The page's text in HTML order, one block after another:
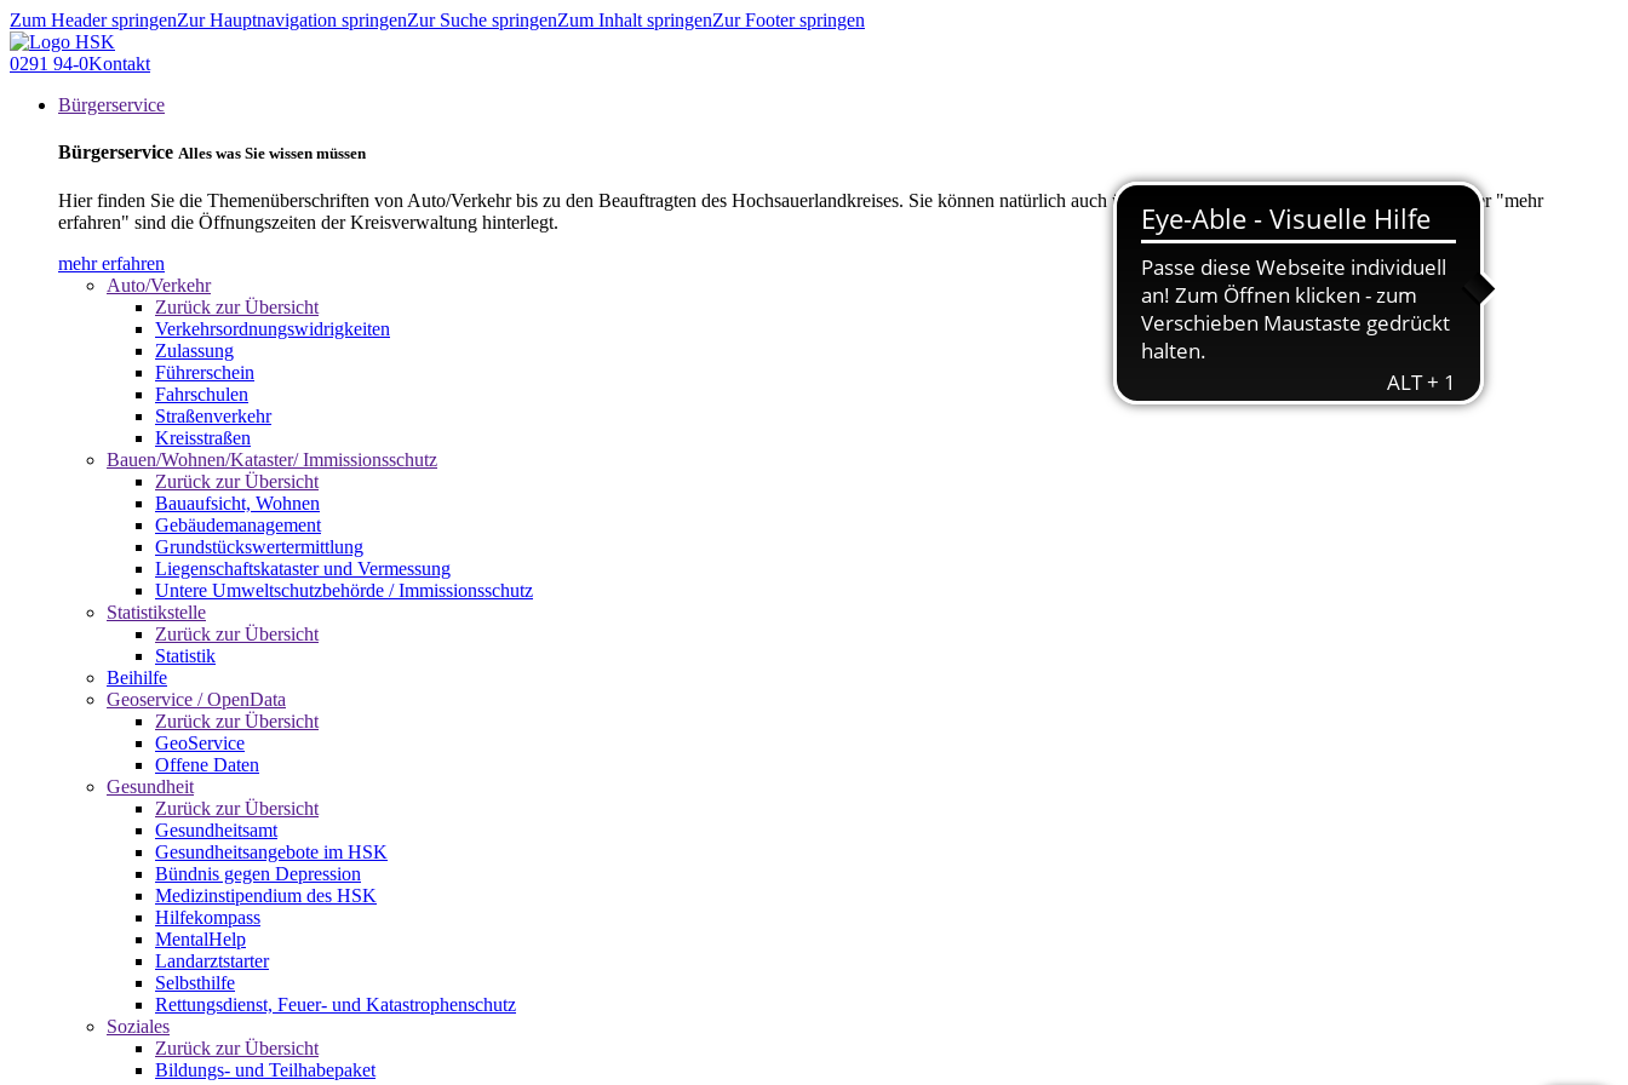
Zum Header springenZur Hauptnavigation springenZur Suche springenZum Inhalt springenZur Footer springen
0291 94-0Kontakt
Bürgerservice
Bürgerservice Alles was Sie wissen müssen
Hier finden Sie die Themenüberschriften von Auto/Verkehr bis zu den Beauftragten des Hochsauerlandkreises. Sie können natürlich auch über "Suche" nach Ihrem Anliegen suchen. Unter "mehr
erfahren" sind die Öffnungszeiten der Kreisverwaltung hinterlegt.
mehr erfahren
Auto/Verkehr
Zurück zur Übersicht
Verkehrsordnungswidrigkeiten
Zulassung
Führerschein
Fahrschulen
Straßenverkehr
Kreisstraßen
Bauen/Wohnen/Kataster/ Immissionsschutz
Zurück zur Übersicht
Bauaufsicht, Wohnen
Gebäudemanagement
Grundstückswertermittlung
Liegenschaftskataster und Vermessung
Untere Umweltschutzbehörde / Immissionsschutz
Statistikstelle
Zurück zur Übersicht
Statistik
Beihilfe
Geoservice / OpenData
Zurück zur Übersicht
GeoService
Offene Daten
Gesundheit
Zurück zur Übersicht
Gesundheitsamt
Gesundheitsangebote im HSK
Bündnis gegen Depression
Medizinstipendium des HSK
Hilfekompass
MentalHelp
Landarztstarter
Selbsthilfe
Rettungsdienst, Feuer- und Katastrophenschutz
Soziales
Zurück zur Übersicht
Bildungs- und Teilhabepaket